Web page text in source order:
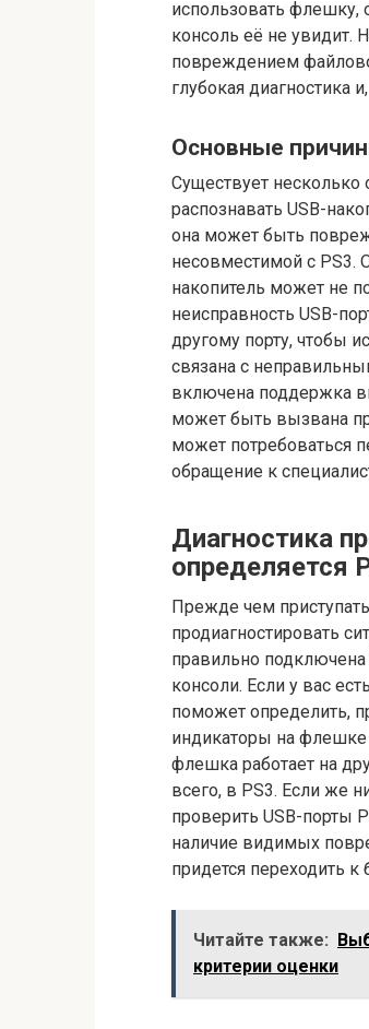
использовать
консоль её не увидит.
повреждением
глубокая диагностика
Основные
Существует
распознавать USB-
она может быть
несовместимой с
накопитель может не
неисправность USB-
другому порту, чтобы
связана с
включена поддержка
может быть вызвана
может потребоваться
обращение к
Диагностика
определяется
Прежде чем
продиагностировать
правильно подключена
консоли. Если у вас
поможет определить,
индикаторы на флешке
флешка работает на
всего, в PS3. Если же
проверить USB-порты
наличие видимых
придется переходить
Читайте также:
критерии оценки